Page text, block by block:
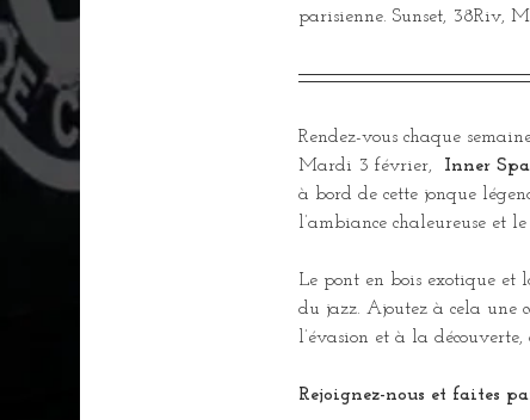
parisienne. Sunset, 38Riv,
Rendez-vous chaque
Mardi 3 février,
Inner
à bord de cette jonque
l’ambiance chaleureuse et
Le pont en bois exotique et
du jazz. Ajoutez à cela une
l’évasion et à la
Rejoignez-nous et faites